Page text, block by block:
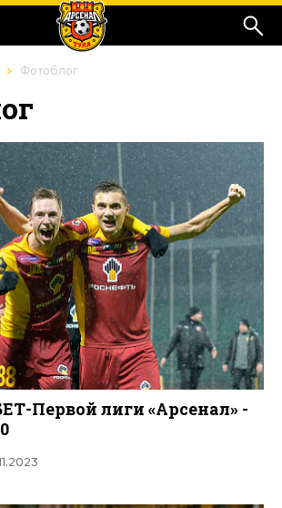
Фотоблог
Первой лиги «Арсенал» -